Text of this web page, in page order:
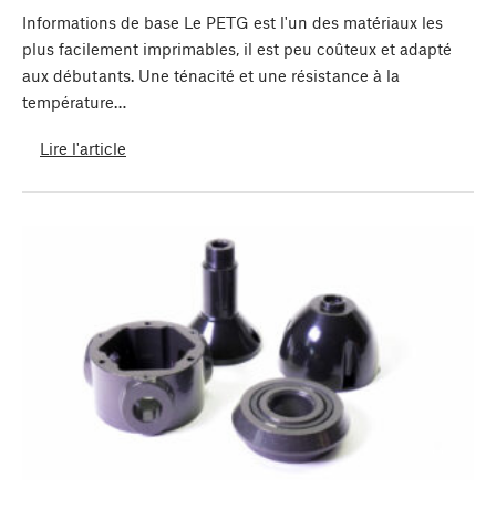
Informations de base Le PETG est l'un des matériaux les
plus facilement imprimables, il est peu coûteux et adapté
aux débutants. Une ténacité et une résistance à la
température…
Lire l'article